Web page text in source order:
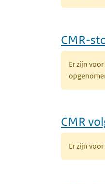
CMR-
Er zijn
CMR
Er zijn